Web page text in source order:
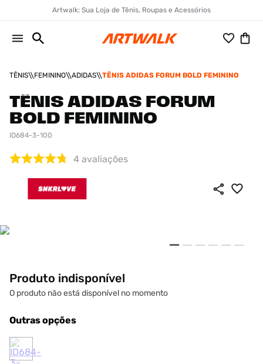
Artwalk: Sua Loja de Tênis, Roupas e Acessórios
TÊNIS FEMININO ADIDAS TÊNIS ADIDAS FORUM BOLD FEMININO
TÊNIS ADIDAS FORUM
BOLD FEMININO
ID684-3-100
4 avaliações
Produto indisponível
O produto não está disponível no momento
Outras opções